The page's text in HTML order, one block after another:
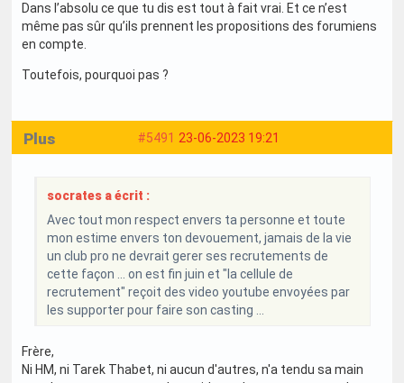
Dans l’absolu ce que tu dis est tout à fait vrai. Et ce n’est
même pas sûr qu’ils prennent les propositions des forumiens
en compte.
Toutefois, pourquoi pas ?
#5491 23-06-2023 19:21
Plus
socrates a écrit :
Avec tout mon respect envers ta personne et toute
mon estime envers ton devouement, jamais de la vie
un club pro ne devrait gerer ses recrutements de
cette façon ... on est fin juin et "la cellule de
recrutement" reçoit des video youtube envoyées par
les supporter pour faire son casting ...
Frère,
Ni HM, ni Tarek Thabet, ni aucun d'autres, n'a tendu sa main